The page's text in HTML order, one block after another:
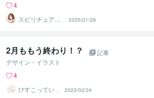
4
スピリチュアル
会社員♡みゆ
2025/01/26
2月ももう終わり！？
記事
デザイン・イラスト
4
びすこってい．
2023/02/24